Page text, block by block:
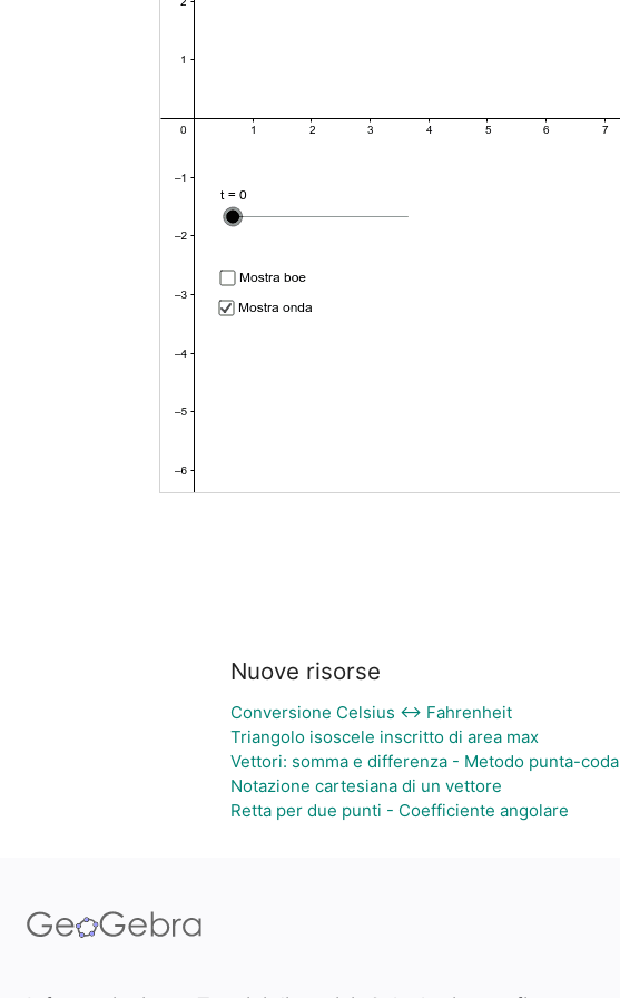
Nuove risorse
Conversione Celsius ↔ Fahrenheit
Triangolo isoscele inscritto di area max
Vettori: somma e differenza - Metodo punta-coda
Notazione cartesiana di un vettore
Retta per due punti - Coefficiente angolare